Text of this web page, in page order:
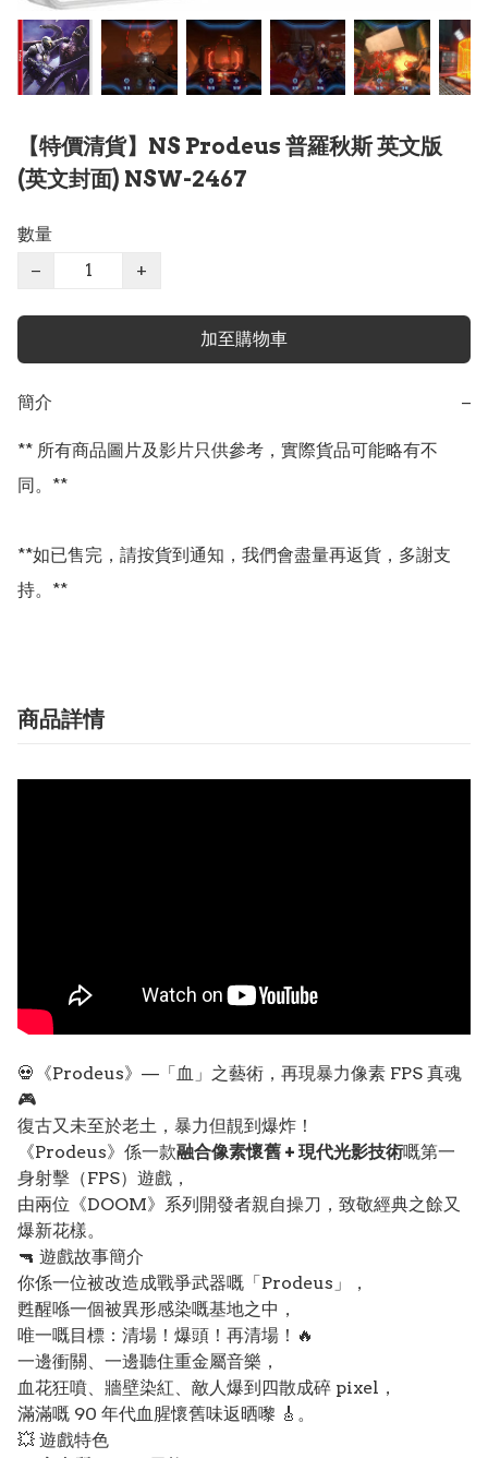
【特價清貨】NS Prodeus 普羅秋斯 英文版
(英文封面) NSW-2467
數量
−
+
加至購物車
簡介 −
** 所有商品圖片及影片只供參考，實際貨品可能略有不
同。**
**如已售完，請按貨到通知，我們會盡量再返貨，多謝支
持。**
商品詳情
💀《Prodeus》—「血」之藝術，再現暴力像素 FPS 真魂
🎮
復古又未至於老土，暴力但靚到爆炸！
《Prodeus》係一款融合像素懷舊 + 現代光影技術嘅第一
身射擊（FPS）遊戲，
由兩位《DOOM》系列開發者親自操刀，致敬經典之餘又
爆新花樣。
🔫 遊戲故事簡介
你係一位被改造成戰爭武器嘅「Prodeus」，
甦醒喺一個被異形感染嘅基地之中，
唯一嘅目標：清場！爆頭！再清場！🔥
一邊衝關、一邊聽住重金屬音樂，
血花狂噴、牆壁染紅、敵人爆到四散成碎 pixel，
滿滿嘅 90 年代血腥懷舊味返晒嚟 🎸。
💥 遊戲特色